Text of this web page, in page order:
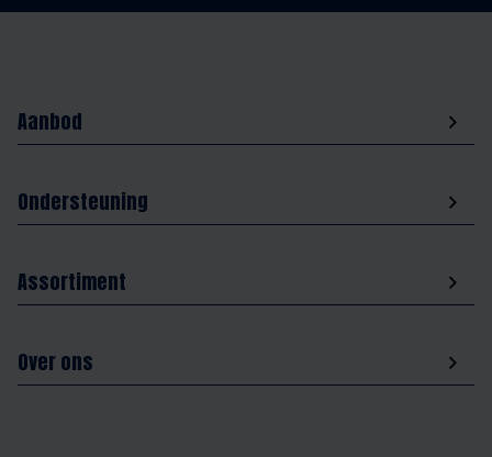
Aanbod
Ondersteuning
Assortiment
Over ons